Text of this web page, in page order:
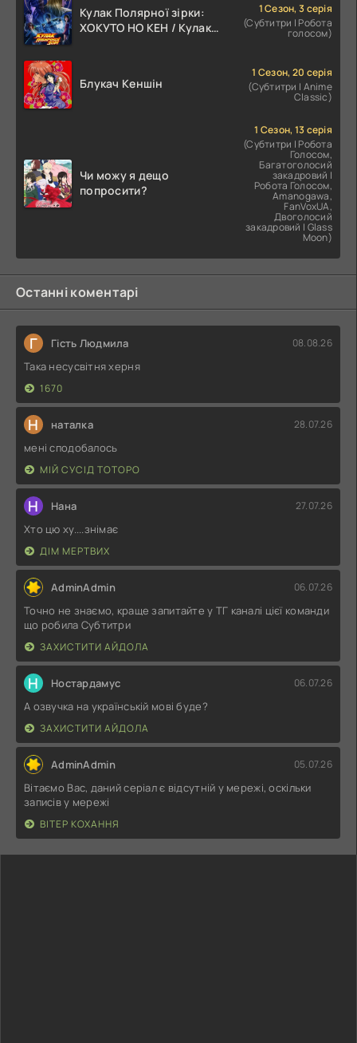
Кулак Полярної зірки:
ХОКУТО НО КЕН / Кулак
1 Сезон, 3 серія
(Субтитри | Робота
голосом)
Блукач Кеншін
1 Сезон, 20 серія
(Субтитри | Anime
Classic)
Чи можу я дещо
попросити?
1 Сезон, 13 серія
(Субтитри | Робота
Голосом,
Багатоголосий
закадровий |
Робота Голосом,
Amanogawa,
FanVoxUA,
Двоголосий
закадровий | Glass
Moon)
Останні коментарі
Г Гість Людмила 08.08.26
Така несусвітня херня
1670
Н наталка 28.07.26
мені сподобалось
МІЙ СУСІД ТОТОРО
Н Нана 27.07.26
Хто цю ху....знімає
ДІМ МЕРТВИХ
AdminAdmin 06.07.26
Точно не знаємо, краще запитайте у ТГ каналі цієї команди
що робила Субтитри
ЗАХИСТИТИ АЙДОЛА
Н Ностардамус 06.07.26
А озвучка на українській мові буде?
ЗАХИСТИТИ АЙДОЛА
AdminAdmin 05.07.26
Вітаємо Вас, даний серіал є відсутній у мережі, оскільки
записів у мережі
ВІТЕР КОХАННЯ